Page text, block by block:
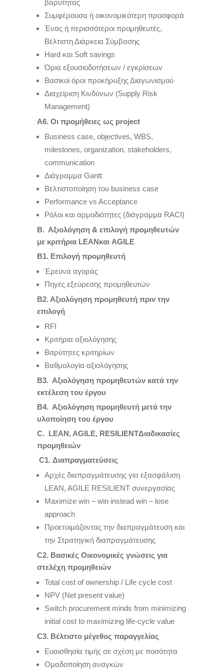
βαρύτητας
Συμφέρουσα ή οικονομικότερη προσφορά
Ένας ή περισσότεροι προμηθευτές,
Βέλτιστη Διάρκεια Σύμβασης
Hard και Soft savings
Όρια εξουσιοδοτήσεων / εγκρίσεων
Bασικοί όροι προκήρυξης Διαγωνισμού
Διαχείριση Κινδύνων (Supply Risk
Management)
Α6. Οι προμήθειες ως project
Business case, objectives, WBS,
milestones, organization, stakeholders,
communication
Διάγραμμα Gantt
Βελτιστοποίηση του business case
Performance vs Acceptance
Ρόλοι και αρμοδιότητες (διάγραμμα RACI)
Β. Αξιολόγηση & επιλογή προμηθευτών
με κριτήρια LEANκαι AGILE
Β1. Επιλογή προμηθευτή
Έρευνα αγοράς
Πηγές εξεύρεσης προμηθευτών
Β2. Αξιολόγηση προμηθευτή πριν την
επιλογή
RFI
Κριτήρια αξιολόγησης
Βαρύτητες κριτηρίων
Βαθμολογία αξιολόγησης
Β3. Αξιολόγηση προμηθευτών κατά την
εκτέλεση του έργου
Β4. Αξιολόγηση προμηθευτή μετά την
υλοποίηση του έργου
C. LEAN, AGILE, RESILIENTΔιαδικασίες
προμηθειών
C1. Διαπραγματεύσεις
Αρχές διαπραγμάτευσης για εξασφάλιση
LEAN, AGILE RESILIENT συνεργασίας
Μaximize win – win instead win – lose
approach
Προετοιμάζοντας την διαπραγμάτευση και
την Στρατηγική διαπραγμάτευσης
C2. Βασικές Οικονομικές γνώσεις για
στελέχη προμηθειών
Total cost of ownership / Life cycle cost
NPV (Net present value)
Switch procurement minds from minimizing
initial cost to maximizing life-cycle value
C3. Βέλτιστο μέγεθος παραγγελίας
Ευαισθησία τιμής σε σχέση με ποσότητα
Ομαδοποίηση αναγκών